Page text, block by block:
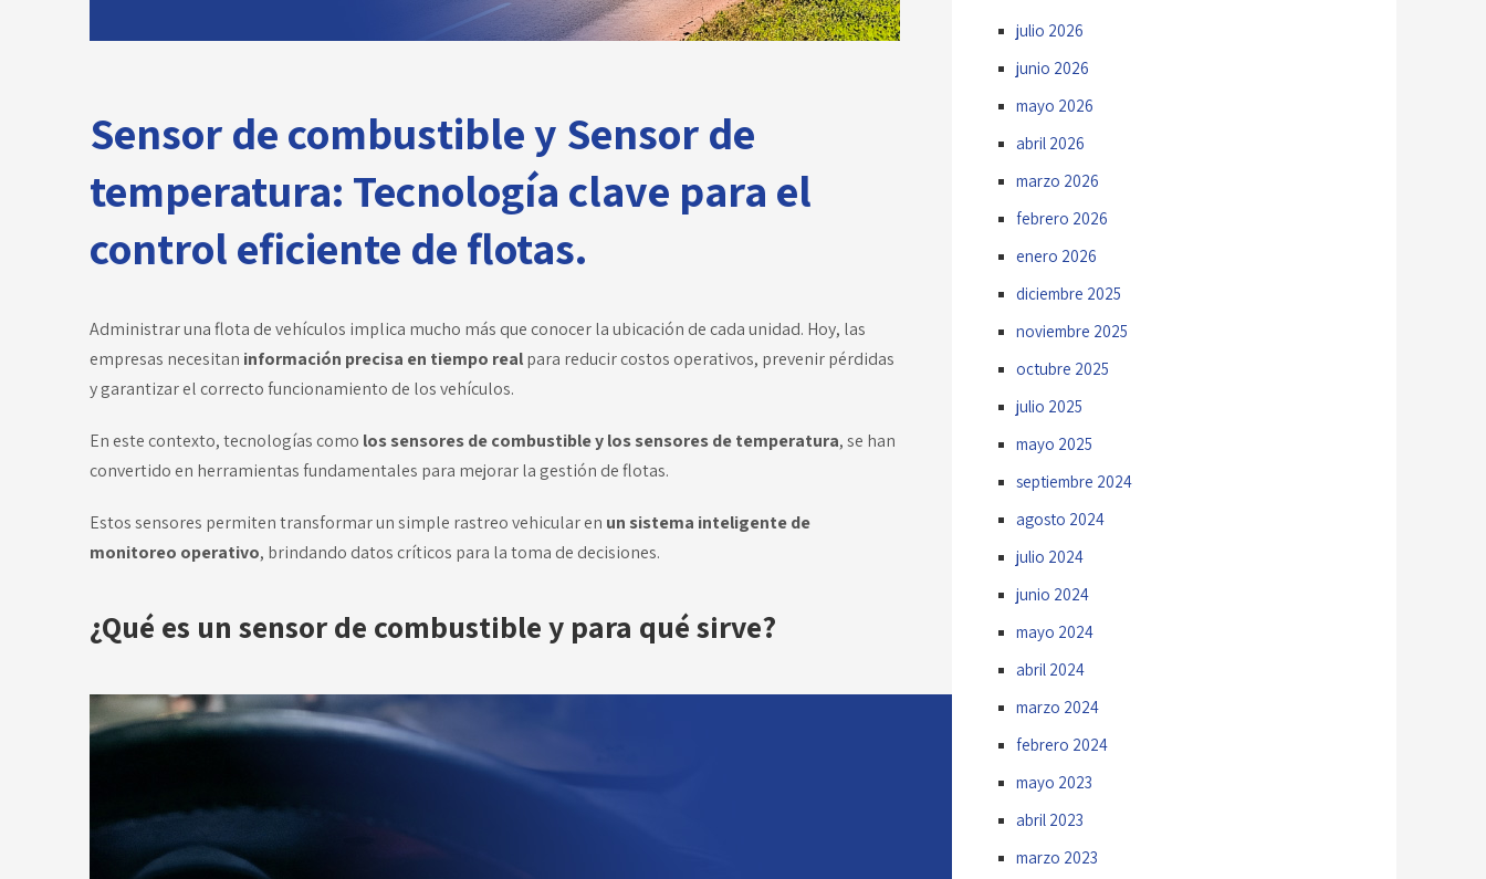
Sensor de combustible y Sensor de
temperatura: Tecnología clave para el
control eficiente de flotas.
Administrar una flota de vehículos implica mucho más que conocer la ubicación de cada unidad. Hoy, las
empresas necesitan información precisa en tiempo realpara reducir costos operativos, prevenir pérdidas
y garantizar el correcto funcionamiento de los vehículos.
En este contexto, tecnologías como los sensores de combustible y los sensores de temperatura, se han
convertido en herramientas fundamentales para mejorar la gestión de flotas.
Estos sensores permiten transformar un simple rastreo vehicular en un sistema inteligente de
monitoreo operativo, brindando datos críticos para la toma de decisiones.
¿Qué es un sensor de combustible y para qué sirve?
julio 2026
junio 2026
mayo 2026
abril 2026
marzo 2026
febrero 2026
enero 2026
diciembre 2025
noviembre 2025
octubre 2025
julio 2025
mayo 2025
septiembre 2024
agosto 2024
julio 2024
junio 2024
mayo 2024
abril 2024
marzo 2024
febrero 2024
mayo 2023
abril 2023
marzo 2023